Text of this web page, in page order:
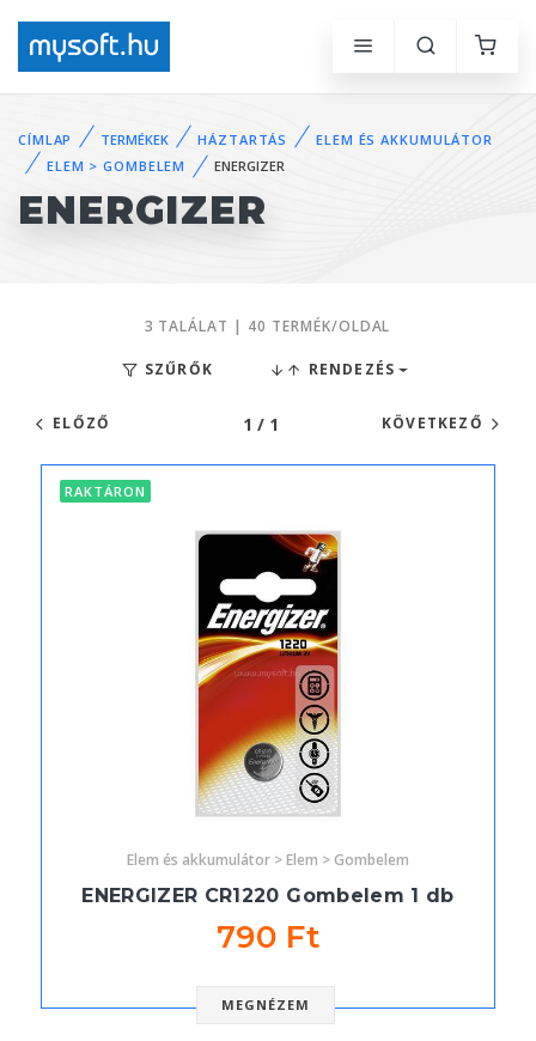
CÍMLAP TERMÉKEK HÁZTARTÁS
ELEM ÉS AKKUMULÁTOR
ELEM > GOMBELEM
ENERGIZER
ENERGIZER
3 TALÁLAT | 40 TERMÉK/OLDAL
SZŰRŐK RENDEZÉS
ELŐZŐ 1 / 1 KÖVETKEZŐ
RAKTÁRON
Elem és akkumulátor > Elem > Gombelem
ENERGIZER CR1220 Gombelem 1 db
790 Ft
MEGNÉZEM